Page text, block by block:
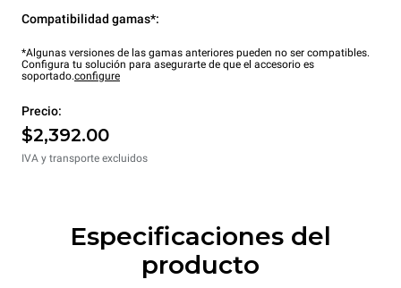
Compatibilidad gamas*:
*Algunas versiones de las gamas anteriores pueden no ser compatibles.
Configura tu solución para asegurarte de que el accesorio es
soportado.configure
Precio:
$2,392.00
IVA y transporte excluidos
Especificaciones del
producto